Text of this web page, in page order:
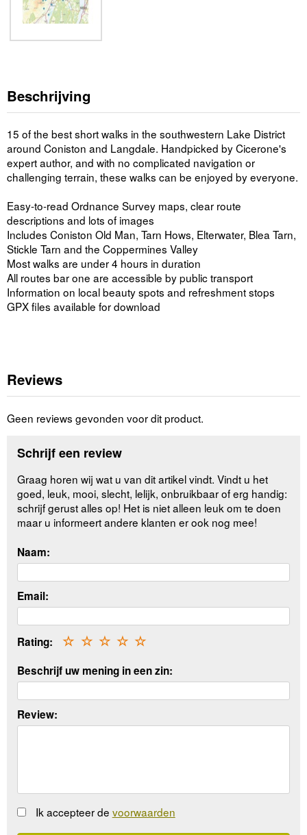
Beschrijving
15 of the best short walks in the southwestern Lake District
around Coniston and Langdale. Handpicked by Cicerone's
expert author, and with no complicated navigation or
challenging terrain, these walks can be enjoyed by everyone.
Easy-to-read Ordnance Survey maps, clear route
descriptions and lots of images
Includes Coniston Old Man, Tarn Hows, Elterwater, Blea Tarn,
Stickle Tarn and the Coppermines Valley
Most walks are under 4 hours in duration
All routes bar one are accessible by public transport
Information on local beauty spots and refreshment stops
GPX files available for download
Reviews
Geen reviews gevonden voor dit product.
Schrijf een review
Graag horen wij wat u van dit artikel vindt. Vindt u het
goed, leuk, mooi, slecht, lelijk, onbruikbaar of erg handig:
schrijf gerust alles op! Het is niet alleen leuk om te doen
maar u informeert andere klanten er ook nog mee!
Naam:
Email:
Rating: ☆
☆
☆
☆
☆
Beschrijf uw mening in een zin:
Review:
Ik accepteer de voorwaarden